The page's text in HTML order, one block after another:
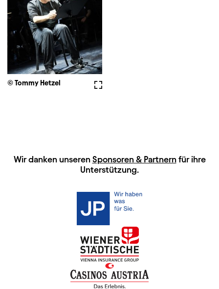
Vollbild
© Tommy Hetzel
HAUPTSPONSOREN
Wir danken unseren Sponsoren & Partnernfür ihre
Unterstützung.